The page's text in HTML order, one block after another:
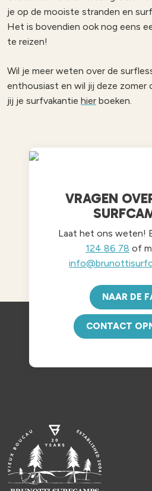
je op de mooiste stranden en
Het is bovendien ook nog eens
te reizen!
Wil je meer weten over de
enthousiast en wil jij deze zomer
jij je surfvakantie hier boeken.
VRAGEN
Laat het ons weten!
124 86 78 of
NAAR DE
CONTACT